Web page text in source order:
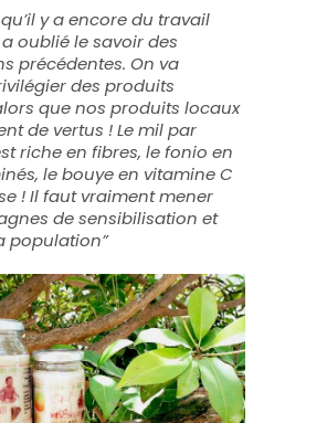
qu’il y a encore du travail
oublié le savoir des
précédentes. On va
des produits
que nos produits locaux
de vertus ! Le mil par
riche en fibres, le fonio en
le bouye en vitamine C
! Il faut vraiment mener
de sensibilisation et
population”